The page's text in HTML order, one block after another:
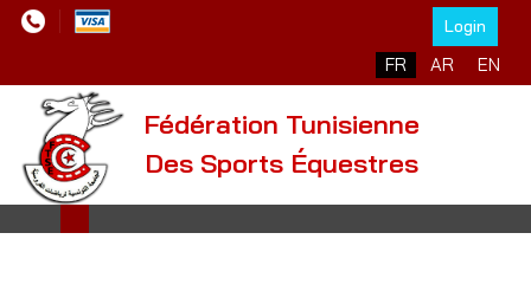
Login
Sélectionnez votre
FR AR EN
Fédération Tunisienne
Des Sports Équestres